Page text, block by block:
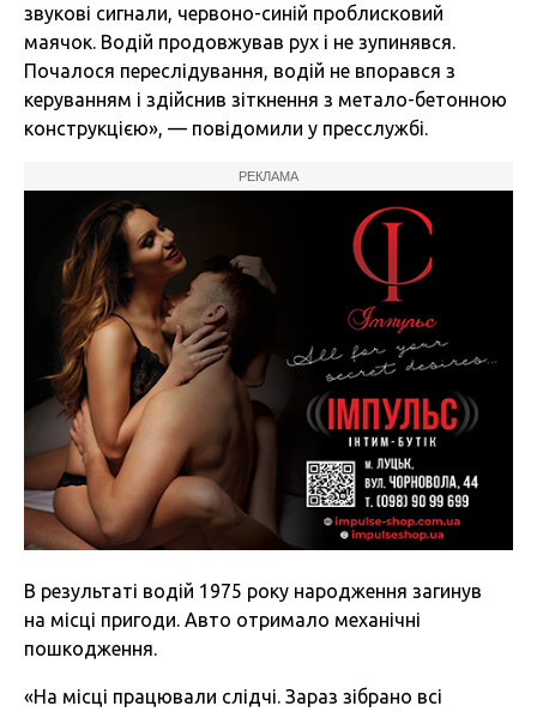
звукові сигнали, червоно-синій проблисковий
маячок. Водій продовжував рух і не зупинявся.
Почалося переслідування, водій не впорався з
керуванням і здійснив зіткнення з метало-бетонною
конструкцією», — повідомили у пресслужбі.
РЕКЛАМА
В результаті водій 1975 року народження загинув
на місці пригоди. Авто отримало механічні
пошкодження.
«На місці працювали слідчі. Зараз зібрано всі